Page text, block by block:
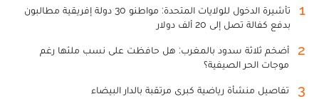
1
تأشيرة الدخول للولايات المتحدة: مواطنو 30 دولة إفريقية مطالبون
بدفع كفالة تصل إلى 20 ألف دولار
2
أضخم ثلاثة سدود بالمغرب: هل حافظت على نسب ملئها رغم
موجات الحر الصيفية؟
3 تفاصيل منشأة رياضية كبرى مرتقبة بالدار البيضاء